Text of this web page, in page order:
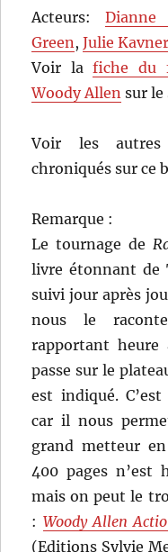
Acteurs: Dianne
Green,Julie Kavner
Voir lafiche du
Woody Allen sur le
Voir les
chroniqués sur ce
Remarque :
Le tournage de
livre étonnant de
suivi jour après
nous le
rapportant heure
passe sur le
est indiqué.
car il nous
grand metteur
400 pages n’est
mais on peut le
: Woody Allen
(Editions Sylvie